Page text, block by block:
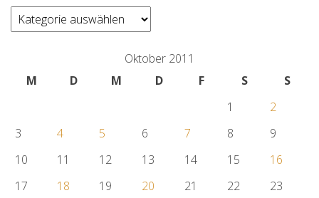
categories
Oktober 2011
M
D M D F S
S
1
2
3
4 5 6 7 8
9
10
11 12 13 14 15
16
17
18 19 20 21 22
23